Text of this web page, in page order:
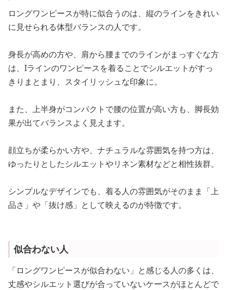
ロングワンピースが特に似合うのは、縦のラインをきれい
に見せられる体型バランスの人です。
身長が高めの方や、肩から腰までのラインがまっすぐな方
は、Iラインのワンピースを着ることでシルエットがすっ
きりまとまり、スタイリッシュな印象に。
また、上半身がコンパクトで腰の位置が高い方も、脚長効
果が出てバランスよく見えます。
顔立ちが柔らかい方や、ナチュラルな雰囲気を持つ方は、
ゆったりとしたシルエットやリネン素材などと相性抜群。
シンプルなデザインでも、着る人の雰囲気がそのまま「上
品さ」や「抜け感」として映えるのが特徴です。
似合わない人
「ロングワンピースが似合わない」と感じる人の多くは、
丈感やシルエット選びが合っていないケースがほとんどで